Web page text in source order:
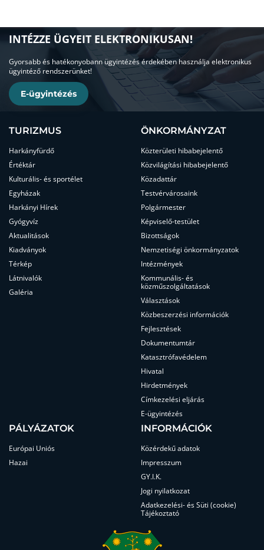
INTÉZZE ÜGYEIT ELEKTRONIKUSAN!
Gyorsabb és hatékonyobann ügyintézés érdekében használja elektronikus
ügyintéző rendszerünket!
E-ügyintézés
TURIZMUS
Harkányfürdő
Értéktár
Kulturális- és sportélet
Egyházak
Harkányi Hírek
Gyógyvíz
Aktualitások
Kiadványok
Térkép
Látnivalók
Galéria
ÖNKORMÁNYZAT
Közterületi hibabejelentő
Közvilágítási hibabejelentő
Közadattár
Testvérvárosaink
Polgármester
Képviselő-testület
Bizottságok
Nemzetiségi önkormányzatok
Intézmények
Kommunális- és
közműszolgáltatások
Választások
Közbeszerzési információk
Fejlesztések
Dokumentumtár
Katasztrófavédelem
Hivatal
Hirdetmények
Címkezelési eljárás
E-ügyintézés
PÁLYÁZATOK
Európai Uniós
Hazai
INFORMÁCIÓK
Közérdekű adatok
Impresszum
GY.I.K.
Jogi nyilatkozat
Adatkezelési- és Süti (cookie)
Tájékoztató